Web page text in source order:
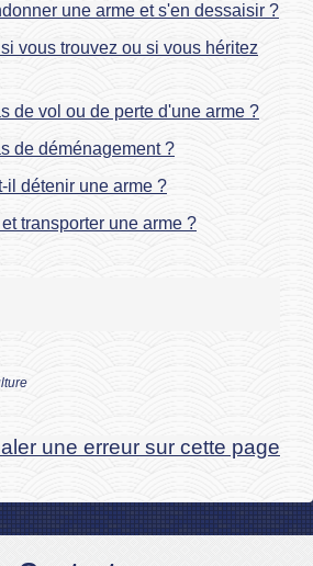
une arme et s'en dessaisir ?
vous trouvez ou si vous héritez
de vol ou de perte d'une arme ?
de déménagement ?
il détenir une arme ?
transporter une arme ?
une erreur sur cette page